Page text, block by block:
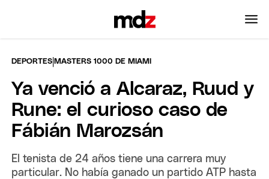
DEPORTES |MASTERS 1000 DE MIAMI
Ya venció a Alcaraz, Ruud y
Rune: el curioso caso de
Fábián Marozsán
El tenista de 24 años tiene una carrera muy
particular. No había ganado un partido ATP hasta